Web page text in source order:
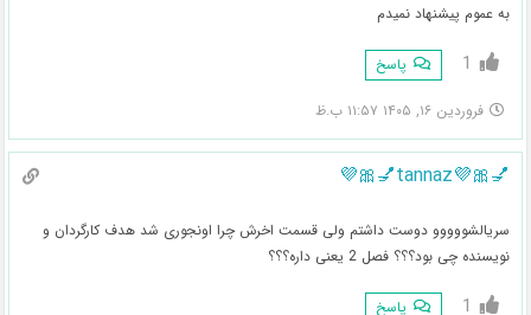
به عموم پیشنهاد نمیدم
1 پاسخ
فروردین ۱۶, ۱۴۰۵ ۱۱:۵۷ ب.ظ
💅🎀💜tannaz💅🎀💜
سریالشووووو دوست داشتم ولی قسمت اخرش چرا اونجوری شد هدف کارگردان و
نویسنده چی بود؟؟؟ فصل 2 یعنی داره؟؟؟
1 پاسخ